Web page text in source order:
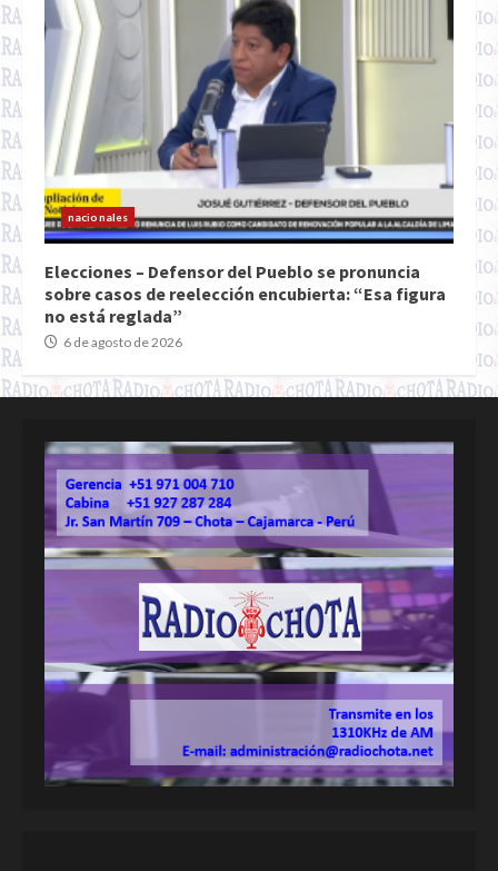
nacionales
Elecciones – Defensor del Pueblo se pronuncia
sobre casos de reelección encubierta: “Esa figura
no está reglada”
6 de agosto de 2026